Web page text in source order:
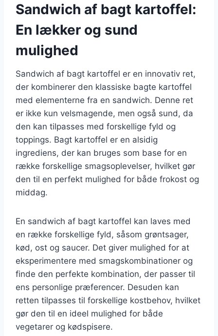
Sandwich af bagt kartoffel:
En lækker og sund
mulighed
Sandwich af bagt kartoffel er en innovativ ret,
der kombinerer den klassiske bagte kartoffel
med elementerne fra en sandwich. Denne ret
er ikke kun velsmagende, men også sund, da
den kan tilpasses med forskellige fyld og
toppings. Bagt kartoffel er en alsidig
ingrediens, der kan bruges som base for en
række forskellige smagsoplevelser, hvilket gør
den til en perfekt mulighed for både frokost og
middag.
En sandwich af bagt kartoffel kan laves med
en række forskellige fyld, såsom grøntsager,
kød, ost og saucer. Det giver mulighed for at
eksperimentere med smagskombinationer og
finde den perfekte kombination, der passer til
ens personlige præferencer. Desuden kan
retten tilpasses til forskellige kostbehov, hvilket
gør den til en ideel mulighed for både
vegetarer og kødspisere.